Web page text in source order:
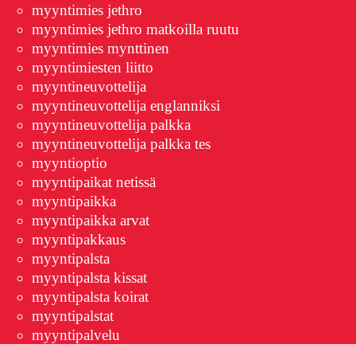
myyntimies jethro
myyntimies jethro matkoilla ruutu
myyntimies mynttinen
myyntimiesten liitto
myyntineuvottelija
myyntineuvottelija englanniksi
myyntineuvottelija palkka
myyntineuvottelija palkka tes
myyntioptio
myyntipaikat netissä
myyntipaikka
myyntipaikka arvat
myyntipakkaus
myyntipalsta
myyntipalsta kissat
myyntipalsta koirat
myyntipalstat
myyntipalvelu